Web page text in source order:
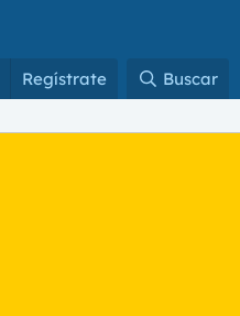
Regístrate Buscar